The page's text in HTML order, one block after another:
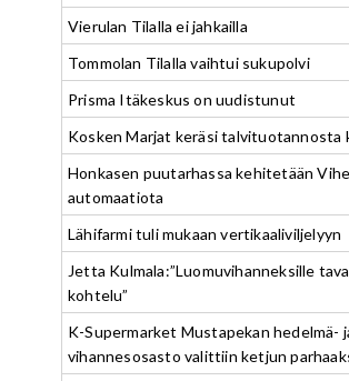
Vierulan Tilalla ei jahkailla
Tommolan Tilalla vaihtui sukupolvi
Prisma Itäkeskus on uudistunut
Kosken Marjat keräsi talvituotannosta
Honkasen puutarhassa kehitetään
automaatiota
Lähifarmi tuli mukaan vertikaaliviljelyyn
Jetta Kulmala:”Luomuvihanneksille
kohtelu”
K-Supermarket Mustapekan hedelmä-
vihannesosasto valittiin ketjun